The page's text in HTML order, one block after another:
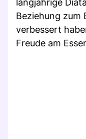
langjährige
Beziehung zum
verbessert
Freude am